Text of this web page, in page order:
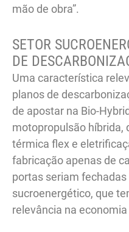
mão de obra”.
SETOR
DE
Uma característica
planos de
de apostar na Bio-
motopropulsão híbrida,
térmica flex e
fabricação apenas de
portas seriam
sucroenergético, que
relevância na